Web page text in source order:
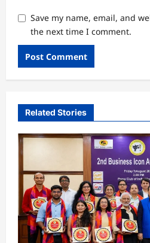
Save my name, email, and
the next time I comment.
Related Stories